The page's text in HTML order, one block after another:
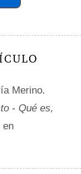
Merino.
- Qué es,
en